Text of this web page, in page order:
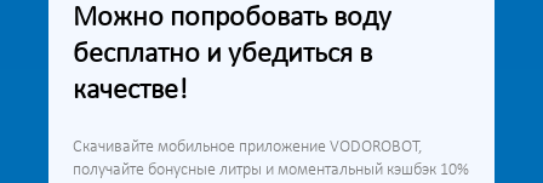
Можно попробовать воду
бесплатно и убедиться в
качестве!
Скачивайте мобильное приложение VODOROBOT,
получайте бонусные литры и моментальный кэшбэк 10%